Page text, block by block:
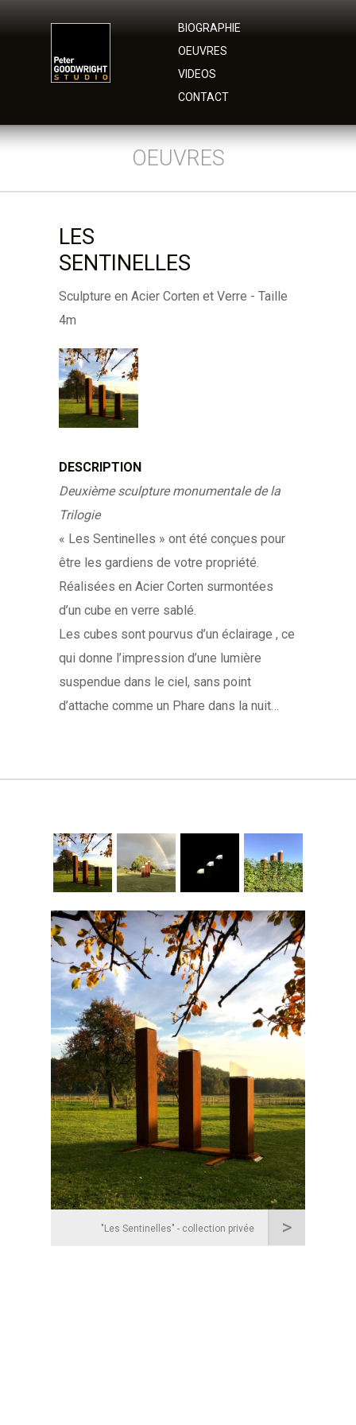
BIOGRAPHIE
OEUVRES
VIDEOS
CONTACT
OEUVRES
LES
SENTINELLES
Sculpture en Acier Corten et Verre - Taille
4m
DESCRIPTION
Deuxième sculpture monumentale de la
Trilogie
« Les Sentinelles » ont été conçues pour
être les gardiens de votre propriété.
Réalisées en Acier Corten surmontées
d’un cube en verre sablé.
Les cubes sont pourvus d’un éclairage , ce
qui donne l’impression d’une lumière
suspendue dans le ciel, sans point
d’attache comme un Phare dans la nuit…
"Les Sentinelles" - collection privée >